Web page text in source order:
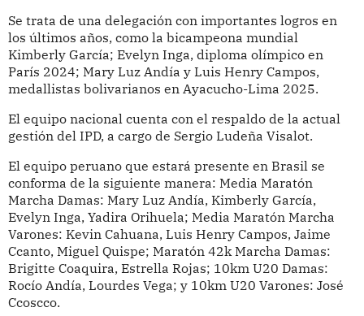
Se trata de una delegación con importantes logros en
los últimos años, como la bicampeona mundial
Kimberly García; Evelyn Inga, diploma olímpico en
París 2024; Mary Luz Andía y Luis Henry Campos,
medallistas bolivarianos en Ayacucho-Lima 2025.
El equipo nacional cuenta con el respaldo de la actual
gestión del IPD, a cargo de Sergio Ludeña Visalot.
El equipo peruano que estará presente en Brasil se
conforma de la siguiente manera: Media Maratón
Marcha Damas: Mary Luz Andía, Kimberly García,
Evelyn Inga, Yadira Orihuela; Media Maratón Marcha
Varones: Kevin Cahuana, Luis Henry Campos, Jaime
Ccanto, Miguel Quispe; Maratón 42k Marcha Damas:
Brigitte Coaquira, Estrella Rojas; 10km U20 Damas:
Rocío Andía, Lourdes Vega; y 10km U20 Varones: José
Ccoscco.